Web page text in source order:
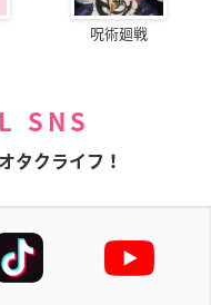
呪術廻戦
SNS
タクライフ！